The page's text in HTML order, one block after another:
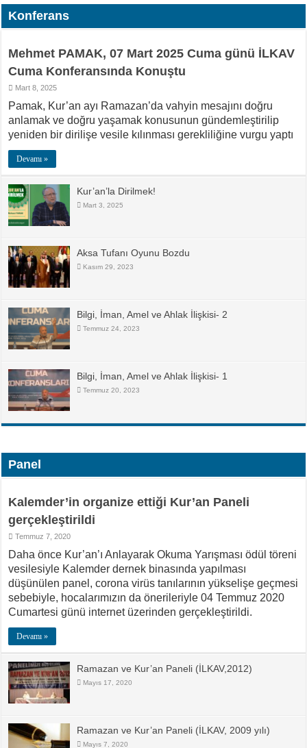
Konferans
Mehmet PAMAK, 07 Mart 2025 Cuma günü İLKAV
Cuma Konferansında Konuştu
Mart 8, 2025
Pamak, Kur’an ayı Ramazan’da vahyin mesajını doğru
anlamak ve doğru yaşamak konusunun gündemleştirilip
yeniden bir dirilişe vesile kılınması gerekliliğine vurgu yaptı
Devamı »
Kur’an’la Dirilmek!
Mart 3, 2025
Aksa Tufanı Oyunu Bozdu
Kasım 29, 2023
Bilgi, İman, Amel ve Ahlak İlişkisi- 2
Temmuz 24, 2023
Bilgi, İman, Amel ve Ahlak İlişkisi- 1
Temmuz 20, 2023
Panel
Kalemder’in organize ettiği Kur’an Paneli
gerçekleştirildi
Temmuz 7, 2020
Daha önce Kur’an’ı Anlayarak Okuma Yarışması ödül töreni
vesilesiyle Kalemder dernek binasında yapılması
düşünülen panel, corona virüs tanılarının yükselişe geçmesi
sebebiyle, hocalarımızın da önerileriyle 04 Temmuz 2020
Cumartesi günü internet üzerinden gerçekleştirildi.
Devamı »
Ramazan ve Kur’an Paneli (İLKAV,2012)
Mayıs 17, 2020
Ramazan ve Kur’an Paneli (İLKAV, 2009 yılı)
Mayıs 7, 2020